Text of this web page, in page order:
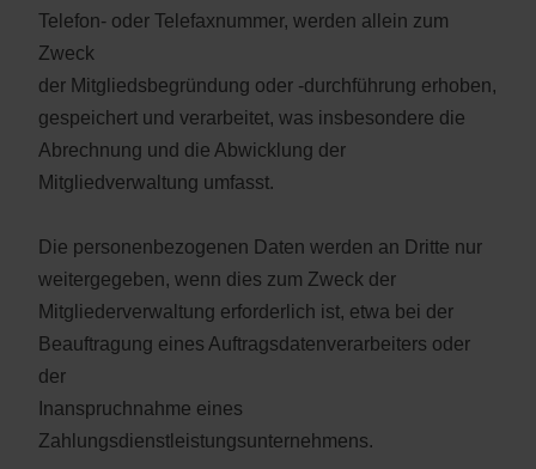
Telefon- oder Telefaxnummer, werden allein zum
Zweck
der Mitgliedsbegründung oder -durchführung erhoben,
gespeichert und verarbeitet, was insbesondere die
Abrechnung und die Abwicklung der
Mitgliedverwaltung umfasst.
Die personenbezogenen Daten werden an Dritte nur
weitergegeben, wenn dies zum Zweck der
Mitgliederverwaltung erforderlich ist, etwa bei der
Beauftragung eines Auftragsdatenverarbeiters oder
der
Inanspruchnahme eines
Zahlungsdienstleistungsunternehmens.